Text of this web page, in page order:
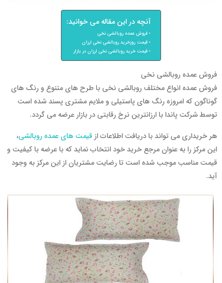
آنچه در این مقاله می خوانید:
فروش عمده روبالشی نخی
قیمت روزخرید روبالشی نخی ارزان
قیمت خرید روبالشی نخی ارزان در بازار
فروش عمده روبالشی نخی
فروش عمده انواع مختلف روبالشی نخی با طرح های متنوع و رنگ های
گوناگون که امروزه رنگ های پاستیلی و ملایم مشتری پسند شده است
توسط شرکت پاندا با ارزانترین نرخ رقابتی در بازار عرضه می گردد.
هر خریداری می تواند با دریافت اطلاعات از قیمت های عمده روبالشی،
این مرکز را به عنوان مرجع خرید خود انتخاب نماید که با عرضه با کیفیت و
قیمت مناسب موجب شده است تا رضایت مشتریان از این مرکز به وجود
آید.